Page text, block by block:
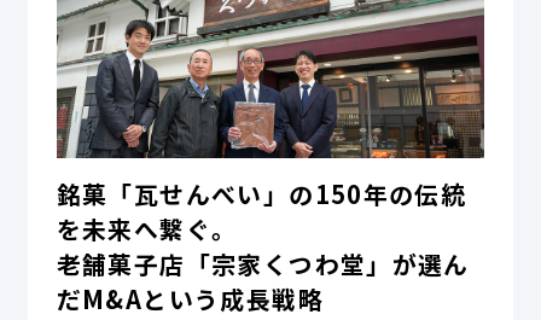
銘菓「瓦せんべい」の150年の伝統
を未来へ繋ぐ。
老舗菓子店「宗家くつわ堂」が選ん
だM&Aという成長戦略